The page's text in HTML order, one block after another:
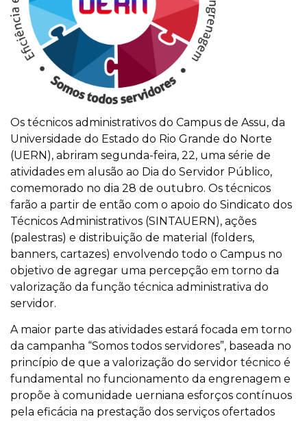
Os técnicos administrativos do Campus de Assu, da
Universidade do Estado do Rio Grande do Norte
(UERN), abriram segunda-feira, 22, uma série de
atividades em alusão ao Dia do Servidor Público,
comemorado no dia 28 de outubro. Os técnicos
farão a partir de então com o apoio do Sindicato dos
Técnicos Administrativos (SINTAUERN), ações
(palestras) e distribuição de material (folders,
banners, cartazes) envolvendo todo o Campus no
objetivo de agregar uma percepção em torno da
valorização da função técnica administrativa do
servidor.
A maior parte das atividades estará focada em torno
da campanha “Somos todos servidores”, baseada no
princípio de que a valorização do servidor técnico é
fundamental no funcionamento da engrenagem e
propõe à comunidade uerniana esforços contínuos
pela eficácia na prestação dos serviços ofertados